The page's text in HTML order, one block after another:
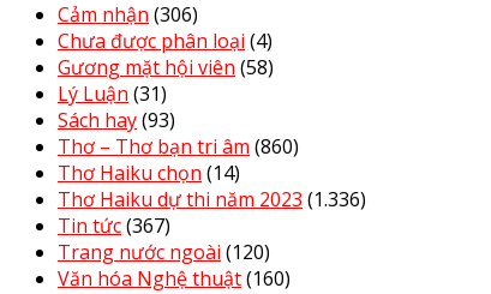
Cảm nhận (306)
Chưa được phân loại (4)
Gương mặt hội viên (58)
Lý Luận (31)
Sách hay(93)
Thơ – Thơ bạn tri âm (860)
Thơ Haiku chọn (14)
Thơ Haiku dự thi năm 2023 (1.336)
Tin tức(367)
Trang nước ngoài (120)
Văn hóa Nghệ thuật(160)